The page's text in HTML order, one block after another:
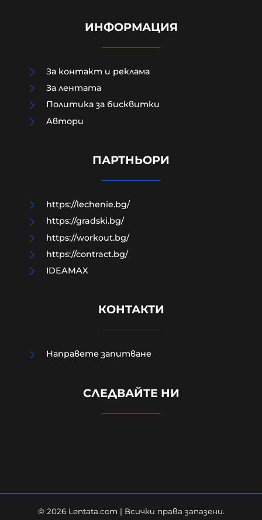
"Сънди Таймс": Ударите на
окажат в полза на Путин
неолиберален фашизъм, а после и
ИНФОРМАЦИЯ
За контакт и реклама
За лентата
Политика за бисквитки
Aвтори
ПАРТНЬОРИ
https://lechenie.bg/
https://gradski.bg/
https://workout.bg/
https://contract.bg/
IDEAMAX
КОНТАКТИ
Направете запитване
СЛЕДВАЙТЕ НИ
© 2026 Lentata.com | Всички права запазени.